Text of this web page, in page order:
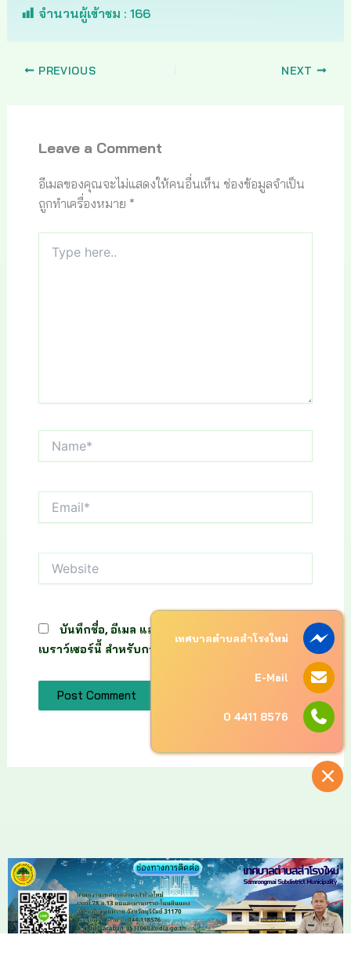
จำนวนผู้เข้าชม : 166
PREVIOUS NEXT
Leave a Comment
อีเมลของคุณจะไม่แสดงให้คนอื่นเห็น ช่องข้อมูลจำเป็น
ถูกทำเครื่องหมาย *
here..
บันทึกชื่อ, อีเมล และชื่อเว็บไซต์ของฉันบน
เบราว์เซอร์นี้ สำหรับการแสดงความเห็นครั้งถัดไป
เทศบาลตำบลสำโรงใหม่
E-Mail
0 4411 8576